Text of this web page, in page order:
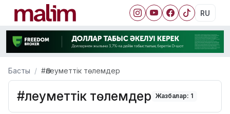
RU
Басты #Әлеуметтік төлемдер
#Әлеуметтік төлемдер Жазбалар: 1